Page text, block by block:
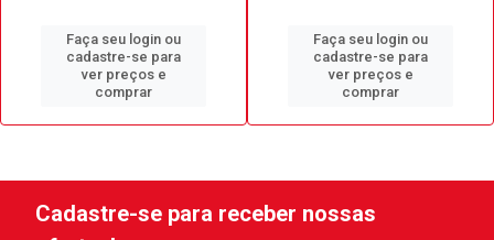
Faça seu login ou
cadastre-se para
ver preços e
comprar
Faça seu login ou
cadastre-se para
ver preços e
comprar
Cadastre-se para receber nossas